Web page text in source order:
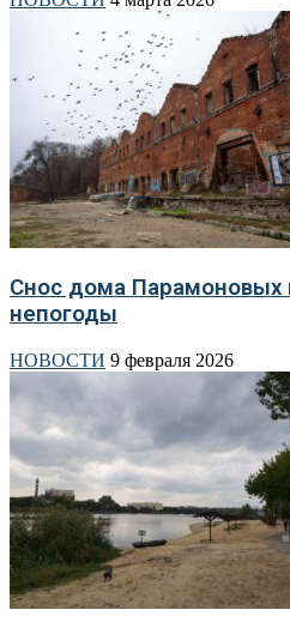
Снос дома Парамоновых
непогоды
НОВОСТИ 9 февраля 2026